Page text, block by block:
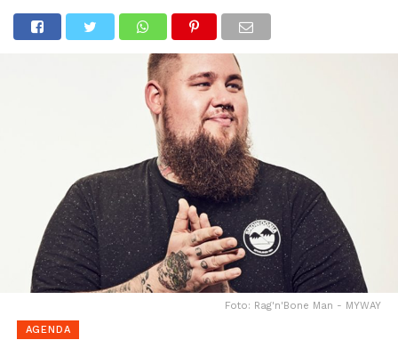
Foto: Rag'n'Bone Man - MYWAY
AGENDA